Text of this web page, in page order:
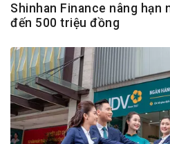
Shinhan Finance nâng hạn
đến 500 triệu đồng